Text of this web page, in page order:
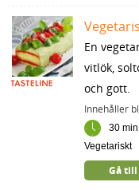
En
vitlök,
och gott.
Innehåller
30 min
Vegetariskt
Gå